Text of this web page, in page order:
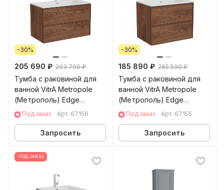
-30%
205 690 ₽ 293 790 ₽
Тумба с раковиной для
ванной VitrA Metropole
(Метрополь) Edge
(Метрополь Эдж) 67156
Под заказ Арт. 67156
Запросить
-30%
185 890 ₽ 265 590 ₽
Тумба с раковиной для
ванной VitrA Metropole
(Метрополь) Edge
(Метрополь Эдж) 67155
Под заказ Арт. 67155
Запросить
ПОД ЗАКАЗ